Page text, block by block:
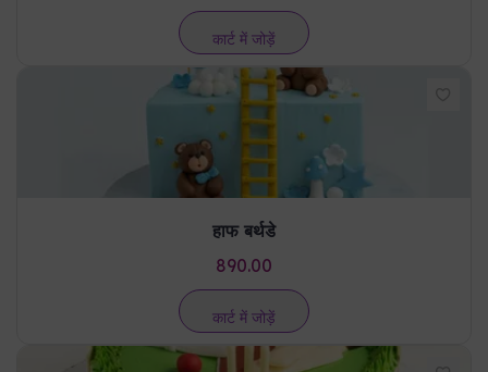
कार्ट में जोड़ें
हाफ बर्थडे
890.00
कार्ट में जोड़ें